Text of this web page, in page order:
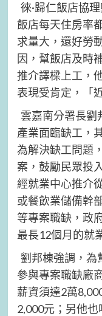
徠·歸仁飯店協
飯店每天住房率
求量大，還好勞
因，幫飯店及時
推介譯樑上工，
表現受肯定，「
雲嘉南分署長劉
產業面臨缺工，
為解決缺工問題
案，鼓勵民眾投
經就業中心推介
或餐飲業儲備幹
等專案職缺，政
最長12個月的就
劉邦棟強調，為
參與專案職缺廠
薪資須達2萬
2,000元；另他